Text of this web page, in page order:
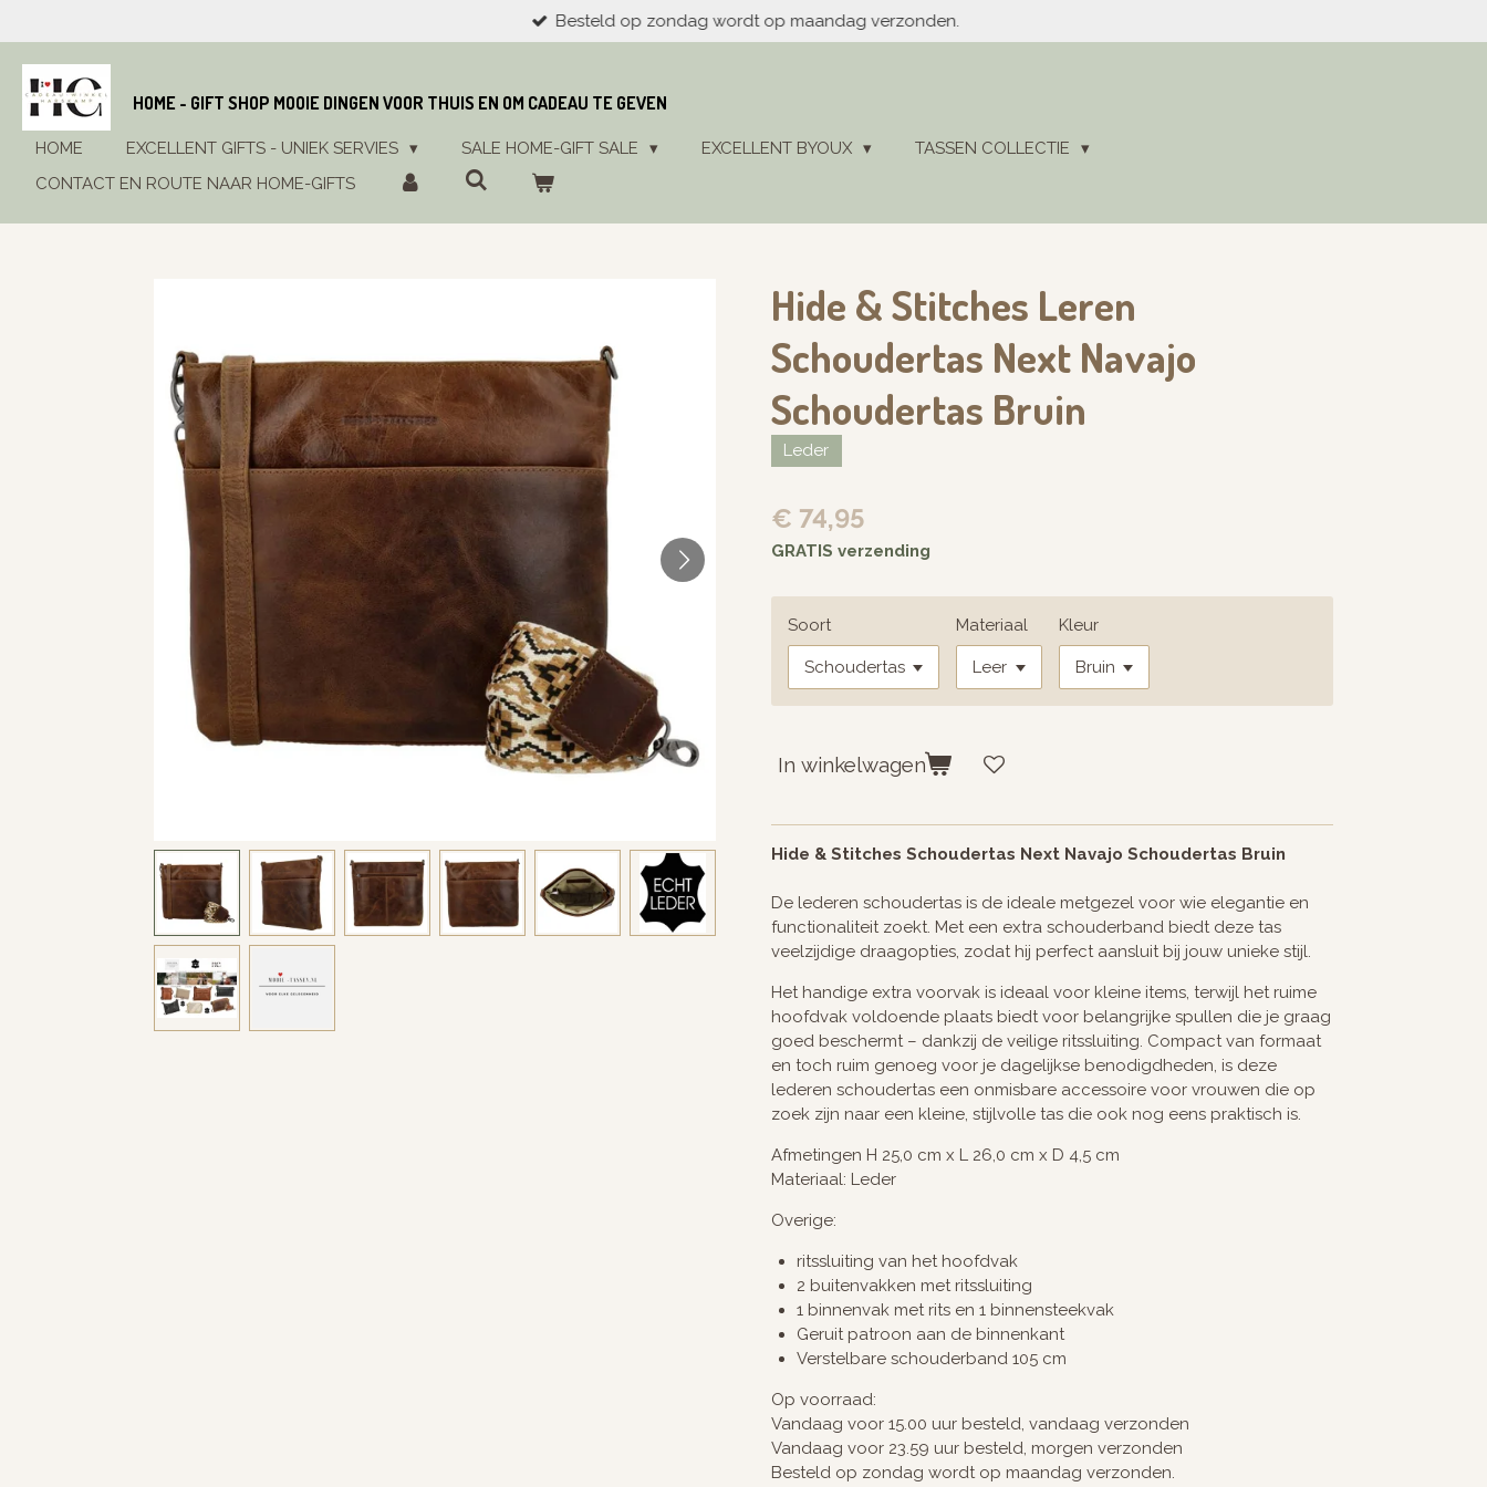
direct
naar
de
hoofdinhoud
Besteld op zondag wordt op maandag verzonden.
HOME - GIFT SHOP MOOIE DINGEN VOOR THUIS EN OM CADEAU TE GEVEN
HOME EXCELLENT GIFTS - UNIEK SERVIES SALE HOME-GIFT SALE EXCELLENT BYOUX
TASSEN COLLECTIE
CONTACT EN ROUTE NAAR HOME-GIFTS
Hide & Stitches Leren
Schoudertas Next Navajo
Schoudertas Bruin
Leder
€ 74,95
GRATIS verzending
Soort Materiaal Kleur
In winkelwagen
Hide & Stitches Schoudertas Next Navajo Schoudertas Bruin
De lederen schoudertas is de ideale metgezel voor wie elegantie en
functionaliteit zoekt. Met een extra schouderband biedt deze tas
veelzijdige draagopties, zodat hij perfect aansluit bij jouw unieke stijl.
Het handige extra voorvak is ideaal voor kleine items, terwijl het ruime
hoofdvak voldoende plaats biedt voor belangrijke spullen die je graag
goed beschermt – dankzij de veilige ritssluiting. Compact van formaat
en toch ruim genoeg voor je dagelijkse benodigdheden, is deze
lederen schoudertas een onmisbare accessoire voor vrouwen die op
zoek zijn naar een kleine, stijlvolle tas die ook nog eens praktisch is.
Afmetingen H 25,0 cm x L 26,0 cm x D 4,5 cm
Materiaal: Leder
Overige:
ritssluiting van het hoofdvak
2 buitenvakken met ritssluiting
1 binnenvak met rits en 1 binnensteekvak
Geruit patroon aan de binnenkant
Verstelbare schouderband 105 cm
Op voorraad:
Vandaag voor 15.00 uur besteld, vandaag verzonden
Vandaag voor 23.59 uur besteld, morgen verzonden
Besteld op zondag wordt op maandag verzonden.